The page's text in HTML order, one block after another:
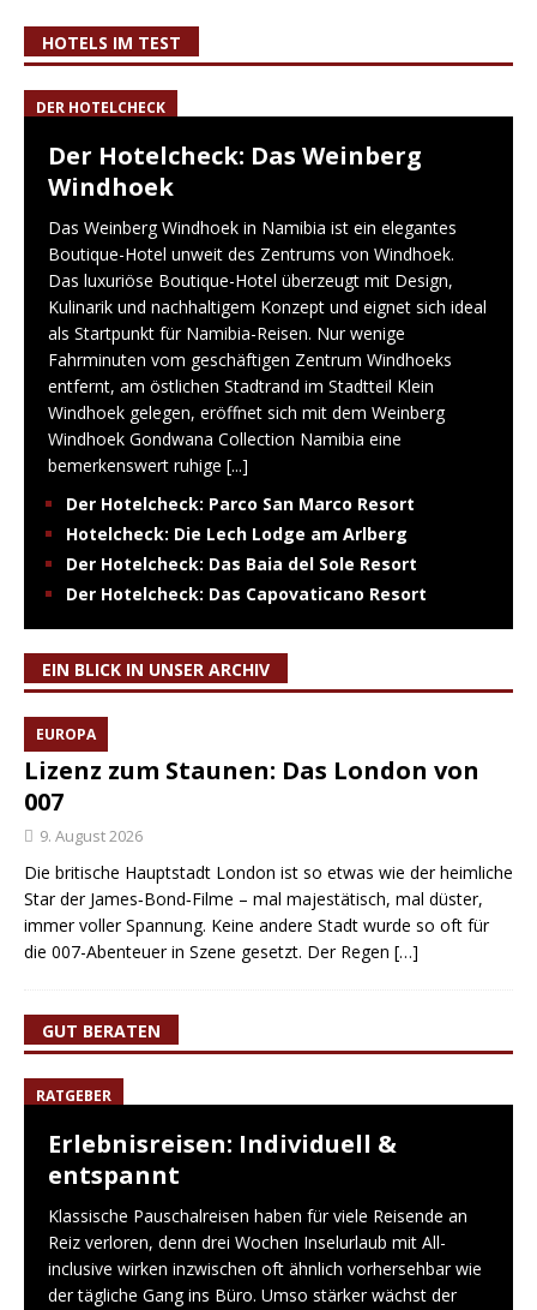
HOTELS IM TEST
DER HOTELCHECK
Der Hotelcheck: Das Weinberg
Windhoek
Das Weinberg Windhoek in Namibia ist ein elegantes
Boutique-Hotel unweit des Zentrums von Windhoek.
Das luxuriöse Boutique-Hotel überzeugt mit Design,
Kulinarik und nachhaltigem Konzept und eignet sich ideal
als Startpunkt für Namibia-Reisen. Nur wenige
Fahrminuten vom geschäftigen Zentrum Windhoeks
entfernt, am östlichen Stadtrand im Stadtteil Klein
Windhoek gelegen, eröffnet sich mit dem Weinberg
Windhoek Gondwana Collection Namibia eine
bemerkenswert ruhige [...]
Der Hotelcheck: Parco San Marco Resort
Hotelcheck: Die Lech Lodge am Arlberg
Der Hotelcheck: Das Baia del Sole Resort
Der Hotelcheck: Das Capovaticano Resort
EIN BLICK IN UNSER ARCHIV
EUROPA
Lizenz zum Staunen: Das London von
007
9. August 2026
Die britische Hauptstadt London ist so etwas wie der heimliche
Star der James‑Bond‑Filme – mal majestätisch, mal düster,
immer voller Spannung. Keine andere Stadt wurde so oft für
die 007-Abenteuer in Szene gesetzt. Der Regen […]
GUT BERATEN
RATGEBER
Erlebnisreisen: Individuell &
entspannt
Klassische Pauschalreisen haben für viele Reisende an
Reiz verloren, denn drei Wochen Inselurlaub mit All-
inclusive wirken inzwischen oft ähnlich vorhersehbar wie
der tägliche Gang ins Büro. Umso stärker wächst der